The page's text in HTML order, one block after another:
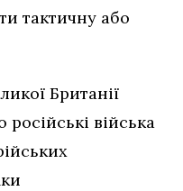
тактичну або
Британії
війська